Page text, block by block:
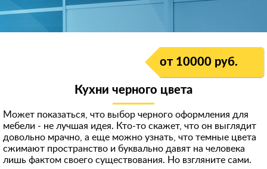
от 10000 руб.
Кухни черного цвета
Может показаться, что выбор черного оформления для
мебели - не лучшая идея. Кто-то скажет, что он выглядит
довольно мрачно, а еще можно узнать, что темные цвета
сжимают пространство и буквально давят на человека
лишь фактом своего существования. Но взгляните сами.